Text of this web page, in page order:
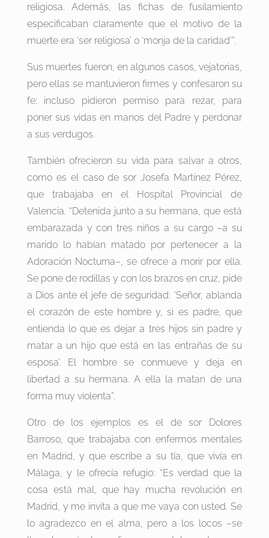
religiosa. Además, las fichas de fusilamiento
especificaban claramente que el motivo de la
muerte era ‘ser religiosa’ o ‘monja de la caridad’”.
Sus muertes fueron, en algunos casos, vejatorias,
pero ellas se mantuvieron firmes y confesaron su
fe; incluso pidieron permiso para rezar, para
poner sus vidas en manos del Padre y perdonar
a sus verdugos.
También ofrecieron su vida para salvar a otros,
como es el caso de sor Josefa Martínez Pérez,
que trabajaba en el Hospital Provincial de
Valencia. “Detenida junto a su hermana, que está
embarazada y con tres niños a su cargo –a su
marido lo habían matado por pertenecer a la
Adoración Nocturna–, se ofrece a morir por ella.
Se pone de rodillas y con los brazos en cruz, pide
a Dios ante el jefe de seguridad: ‘Señor, ablanda
el corazón de este hombre y, si es padre, que
entienda lo que es dejar a tres hijos sin padre y
matar a un hijo que está en las entrañas de su
esposa’. El hombre se conmueve y deja en
libertad a su hermana. A ella la matan de una
forma muy violenta”.
Otro de los ejemplos es el de sor Dolores
Barroso, que trabajaba con enfermos mentales
en Madrid, y que escribe a su tía, que vivía en
Málaga, y le ofrecía refugio: “Es verdad que la
cosa está mal, que hay mucha revolución en
Madrid, y me invita a que me vaya con usted. Se
lo agradezco en el alma, pero a los locos –se